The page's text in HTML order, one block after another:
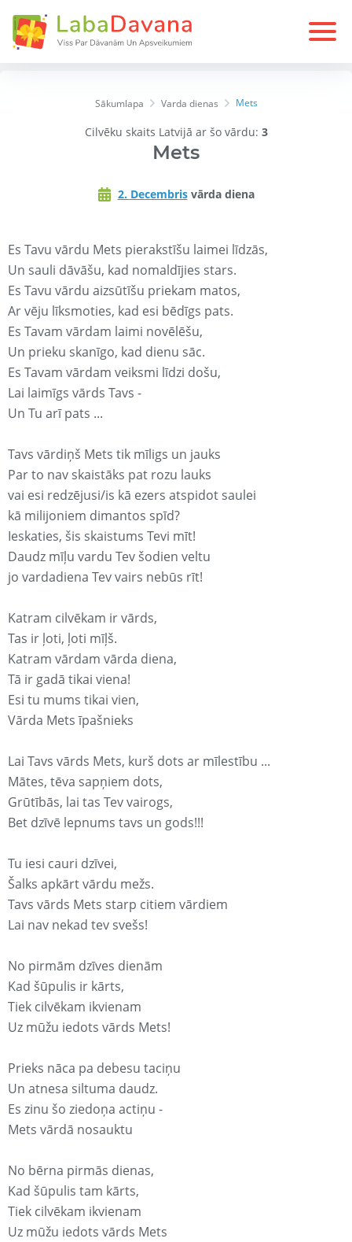
Sākumlapa Varda dienas Mets
Cilvēku skaits Latvijā ar šo vārdu: 3
Mets
2. Decembrisvārda diena
Es Tavu vārdu Mets pierakstīšu laimei līdzās,
Un sauli dāvāšu, kad nomaldījies stars.
Es Tavu vārdu aizsūtīšu priekam matos,
Ar vēju līksmoties, kad esi bēdīgs pats.
Es Tavam vārdam laimi novēlēšu,
Un prieku skanīgo, kad dienu sāc.
Es Tavam vārdam veiksmi līdzi došu,
Lai laimīgs vārds Tavs -
Un Tu arī pats ...
Tavs vārdiņš Mets tik mīligs un jauks
Par to nav skaistāks pat rozu lauks
vai esi redzējusi/is kā ezers atspidot saulei
kā milijoniem dimantos spīd?
Ieskaties, šis skaistums Tevi mīt!
Daudz mīļu vardu Tev šodien veltu
jo vardadiena Tev vairs nebūs rīt!
Katram cilvēkam ir vārds,
Tas ir ļoti, ļoti mīļš.
Katram vārdam vārda diena,
Tā ir gadā tikai viena!
Esi tu mums tikai vien,
Vārda Mets īpašnieks
Lai Tavs vārds Mets, kurš dots ar mīlestību ...
Mātes, tēva sapņiem dots,
Grūtībās, lai tas Tev vairogs,
Bet dzīvē lepnums tavs un gods!!!
Tu iesi cauri dzīvei,
Šalks apkārt vārdu mežs.
Tavs vārds Mets starp citiem vārdiem
Lai nav nekad tev svešs!
No pirmām dzīves dienām
Kad šūpulis ir kārts,
Tiek cilvēkam ikvienam
Uz mūžu iedots vārds Mets!
Prieks nāca pa debesu taciņu
Un atnesa siltuma daudz.
Es zinu šo ziedoņa actiņu -
Mets vārdā nosauktu
No bērna pirmās dienas,
Kad šūpulis tam kārts,
Tiek cilvēkam ikvienam
Uz mūžu iedots vārds Mets